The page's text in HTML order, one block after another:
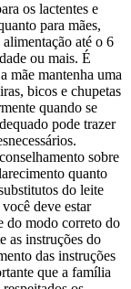
os lactentes e
para mães,
até o 6
ou mais. É
mãe mantenha uma
bicos e chupetas
quando se
pode trazer
sobre
quanto
do leite
deve estar
do modo correto do
as instruções do
das instruções
que a família